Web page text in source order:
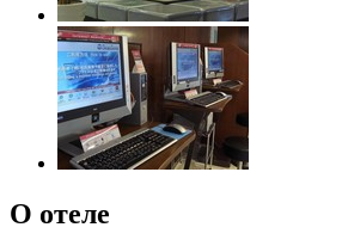
О отеле